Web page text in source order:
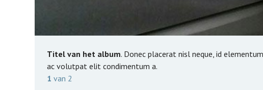
Titel van het album. Donec placerat nisl neque, id
ac volutpat elit condimentum a.
Titel van het album
1 van 2